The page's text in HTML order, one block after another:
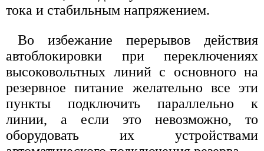
тока и стабильным напряжением.
Во избежание перерывов действия
автоблокировки при переключениях
высоковольтных линий с основного на
резервное питание желательно все эти
пункты подключить параллельно к
линии, а если это невозможно, то
оборудовать их устройствами